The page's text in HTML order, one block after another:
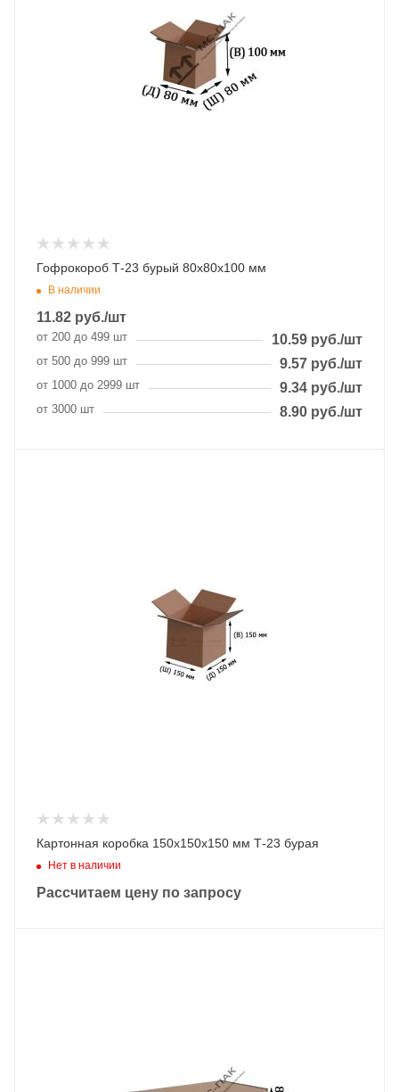
Гофрокороб Т-23 бурый 80х80х100 мм
В наличии
11.82 руб./шт
от 200 до 499 шт 10.59 руб./шт
от 500 до 999 шт 9.57 руб./шт
от 1000 до 2999 шт 9.34 руб./шт
от 3000 шт 8.90 руб./шт
Картонная коробка 150х150х150 мм Т-23 бурая
Нет в наличии
Рассчитаем цену по запросу